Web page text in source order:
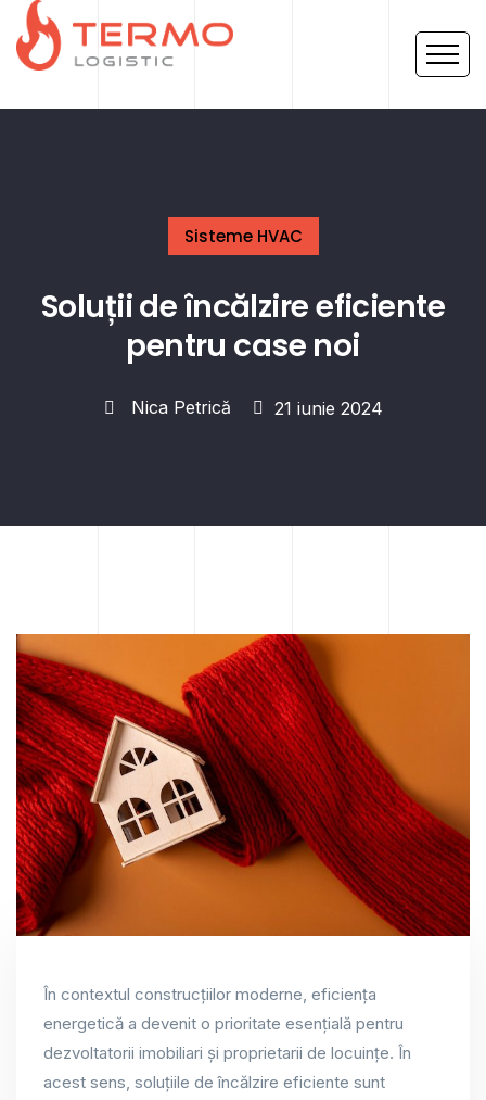
Sisteme HVAC
Soluții de încălzire eficiente
pentru case noi
Nica Petrică 21 iunie 2024
În contextul construcțiilor moderne, eficiența
energetică a devenit o prioritate esențială pentru
dezvoltatorii imobiliari și proprietarii de locuințe. În
acest sens, soluțiile de încălzire eficiente sunt